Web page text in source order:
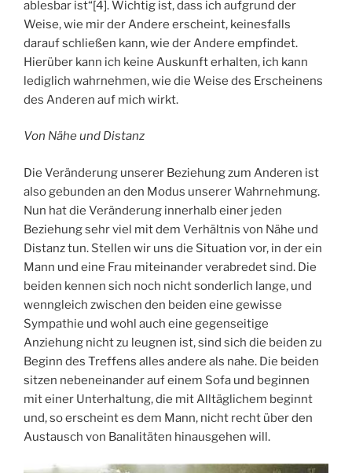
ablesbar ist“[4]. Wichtig ist, dass ich aufgrund der
Weise, wie mir der Andere erscheint, keinesfalls
darauf schließen kann, wie der Andere empfindet.
Hierüber kann ich keine Auskunft erhalten, ich kann
lediglich wahrnehmen, wie die Weise des Erscheinens
des Anderen auf mich wirkt.
Von Nähe und Distanz
Die Veränderung unserer Beziehung zum Anderen ist
also gebunden an den Modus unserer Wahrnehmung.
Nun hat die Veränderung innerhalb einer jeden
Beziehung sehr viel mit dem Verhältnis von Nähe und
Distanz tun. Stellen wir uns die Situation vor, in der ein
Mann und eine Frau miteinander verabredet sind. Die
beiden kennen sich noch nicht sonderlich lange, und
wenngleich zwischen den beiden eine gewisse
Sympathie und wohl auch eine gegenseitige
Anziehung nicht zu leugnen ist, sind sich die beiden zu
Beginn des Treffens alles andere als nahe. Die beiden
sitzen nebeneinander auf einem Sofa und beginnen
mit einer Unterhaltung, die mit Alltäglichem beginnt
und, so erscheint es dem Mann, nicht recht über den
Austausch von Banalitäten hinausgehen will.